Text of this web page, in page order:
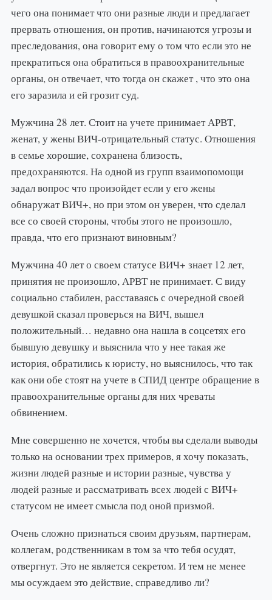
чего она понимает что они разные люди и предлагает
прервать отношения, он против, начинаются угрозы и
преследования, она говорит ему о том что если это не
прекратиться она обратиться в правоохранительные
органы, он отвечает, что тогда он скажет , что это она
его заразила и ей грозит суд.
Мужчина 28 лет. Стоит на учете принимает АРВТ,
женат, у жены ВИЧ-отрицательный статус. Отношения
в семье хорошие, сохранена близость,
предохраняются. На одной из групп взаимопомощи
задал вопрос что произойдет если у его жены
обнаружат ВИЧ+, но при этом он уверен, что сделал
все со своей стороны, чтобы этого не произошло,
правда, что его признают виновным?
Мужчина 40 лет о своем статусе ВИЧ+ знает 12 лет,
принятия не произошло, АРВТ не принимает. С виду
социально стабилен, расставаясь с очередной своей
девушкой сказал проверься на ВИЧ, вышел
положительный… недавно она нашла в соцсетях его
бывшую девушку и выяснила что у нее такая же
история, обратились к юристу, но выяснилось, что так
как они обе стоят на учете в СПИД центре обращение в
правоохранительные органы для них чреваты
обвинением.
Мне совершенно не хочется, чтобы вы сделали выводы
только на основании трех примеров, я хочу показать,
жизни людей разные и истории разные, чувства у
людей разные и рассматривать всех людей с ВИЧ+
статусом не имеет смысла под оной призмой.
Очень сложно признаться своим друзьям, партнерам,
коллегам, родственникам в том за что тебя осудят,
отвергнут. Это не является секретом. И тем не менее
мы осуждаем это действие, справедливо ли?